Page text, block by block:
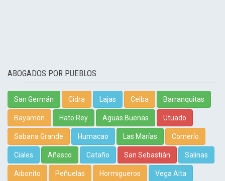
ABOGADOS POR PUEBLOS
San Germán Cidra Lajas Ceiba Barranquitas
Bayamón Hato Rey Aguas Buenas Utuado
Sabana Grande Humacao Las Marías Comerío
Ciales Añasco Cataño San Sebastián Salinas
Aibonito Peñuelas Hormigueros Vega Alta